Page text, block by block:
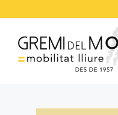
contingut